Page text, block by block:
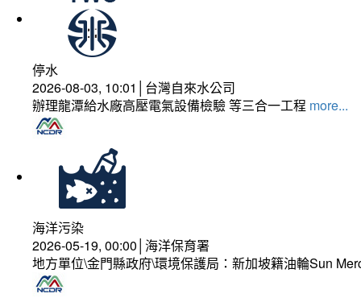
停水
2026-08-03, 10:01│台灣自來水公司
辦理龍潭給水廠高壓電氣設備檢驗 等三合一工程 more...
海洋污染
2026-05-19, 00:00│海洋保育署
地方單位\金門縣政府\環境保護局：新加坡籍油輪Sun